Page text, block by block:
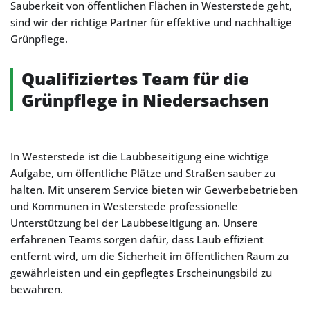
Sauberkeit von öffentlichen Flächen in Westerstede geht,
sind wir der richtige Partner für effektive und nachhaltige
Grünpflege.
Qualifiziertes Team für die
Grünpflege in Niedersachsen
In Westerstede ist die Laubbeseitigung eine wichtige
Aufgabe, um öffentliche Plätze und Straßen sauber zu
halten. Mit unserem Service bieten wir Gewerbebetrieben
und Kommunen in Westerstede professionelle
Unterstützung bei der Laubbeseitigung an. Unsere
erfahrenen Teams sorgen dafür, dass Laub effizient
entfernt wird, um die Sicherheit im öffentlichen Raum zu
gewährleisten und ein gepflegtes Erscheinungsbild zu
bewahren.